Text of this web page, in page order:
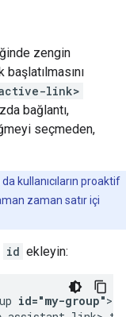
zengin
link>
bağlantı,
seçmeden,
kullanıcıların proaktif
zaman satır içi
id ekleyin:
id="my-group">